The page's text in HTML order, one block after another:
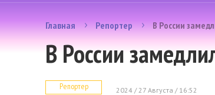
Главная Репортер В России
В России
Репортер 2024 / 27 Августа / 16:52